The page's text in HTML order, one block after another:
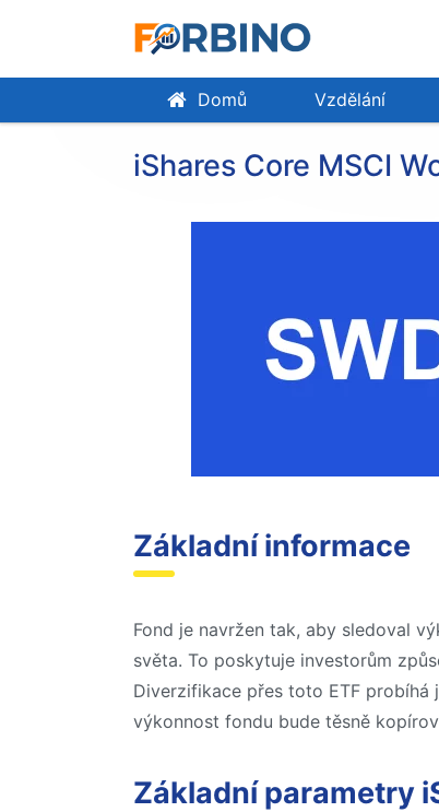
Domů Vzdělání
iShares Core MSCI
Základní informace
Fond je navržen tak, aby sledoval
světa. To poskytuje investorům
Diverzifikace přes toto ETF
výkonnost fondu bude těsně
Základní parametry